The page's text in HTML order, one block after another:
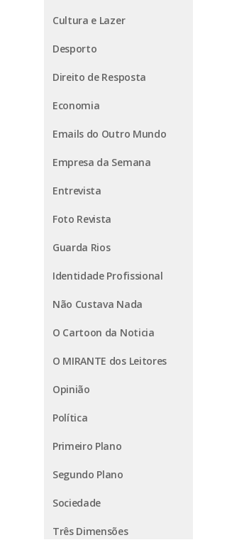
Cultura e Lazer
Desporto
Direito de Resposta
Economia
Emails do Outro Mundo
Empresa da Semana
Entrevista
Foto Revista
Guarda Rios
Identidade Profissional
Não Custava Nada
O Cartoon da Noticia
O MIRANTE dos Leitores
Opinião
Política
Primeiro Plano
Segundo Plano
Sociedade
Três Dimensões